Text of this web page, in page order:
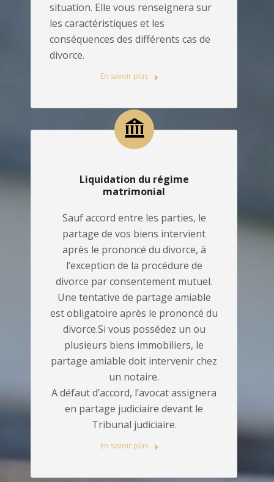
situation. Elle vous renseignera sur
les caractéristiques et les
conséquences des différents cas de
divorce.
En savoir plus
Liquidation du régime
matrimonial
Sauf accord entre les parties, le
partage de vos biens intervient
après le prononcé du divorce, à
l’exception de la procédure de
divorce par consentement mutuel.
Une tentative de partage amiable
est obligatoire après le prononcé du
divorce.Si vous possédez un ou
plusieurs biens immobiliers, le
partage amiable doit intervenir chez
un notaire.
A défaut d’accord, l’avocat assignera
en partage judiciaire devant le
Tribunal judiciaire.
En savoir plus